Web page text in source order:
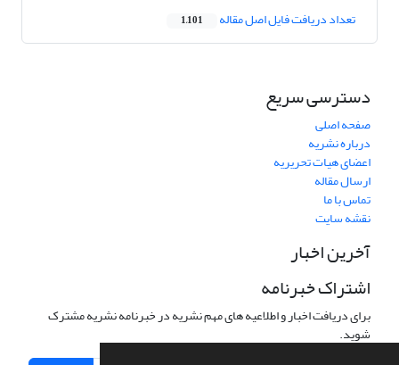
تعداد دریافت فایل اصل مقاله 1,101
دسترسی سریع
صفحه اصلی
درباره نشریه
اعضای هیات تحریریه
ارسال مقاله
تماس با ما
نقشه سایت
آخرین اخبار
اشتراک خبرنامه
برای دریافت اخبار و اطلاعیه های مهم نشریه در خبرنامه نشریه مشترک
شوید.